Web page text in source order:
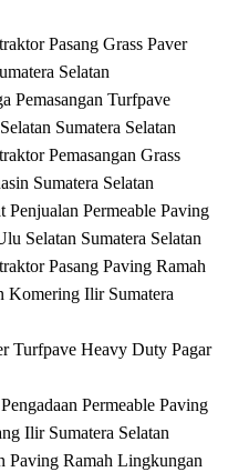
Pasang Grass Paver
Selatan
Pemasangan Turfpave
Sumatera Selatan
Pemasangan Grass
Sumatera Selatan
Penjualan Permeable Paving
Selatan Sumatera Selatan
Pasang Paving Ramah
Komering Ilir Sumatera
Turfpave Heavy Duty Pagar
Permeable Paving
Ilir Sumatera Selatan
Paving Ramah Lingkungan